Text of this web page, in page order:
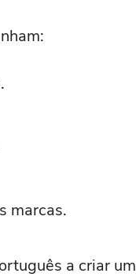
marcas.
a criar